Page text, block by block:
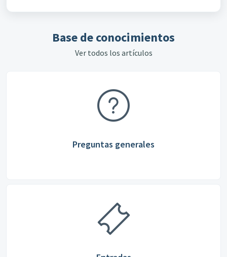
Base de conocimientos
Ver todos los artículos
Preguntas generales